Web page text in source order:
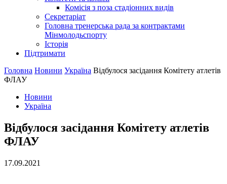
Комісія з поза стадіонних видів
Секретаріат
Головна тренерська рада за контрактами
Мінмолодьспорту
Історія
Підтримати
Головна Новини Україна Відбулося засідання Комітету атлетів
ФЛАУ
Новини
Україна
Відбулося засідання Комітету атлетів
ФЛАУ
17.09.2021